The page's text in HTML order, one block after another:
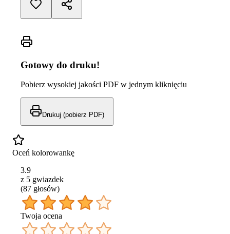
Gotowy do druku!
Pobierz wysokiej jakości PDF w jednym kliknięciu
Drukuj (pobierz PDF)
Oceń kolorowankę
3.9
z 5 gwiazdek
(87 głosów)
Twoja ocena